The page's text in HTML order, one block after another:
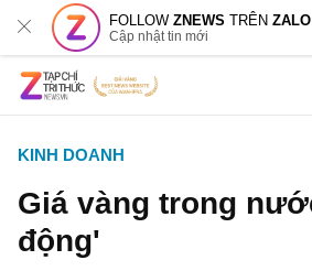
FOLLOWZNEWS TRÊN
Cập nhật tin mới
KINH DOANH
Giá vàng trong
động'